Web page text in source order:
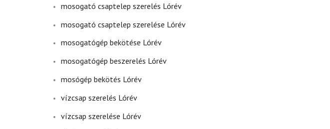
mosogató csaptelep szerelés Lórév
mosogató csaptelep szerelése Lórév
mosogatógép bekötése Lórév
mosogatógép beszerelés Lórév
mosógép bekötés Lórév
vízcsap szerelés Lórév
vízcsap szerelése Lórév